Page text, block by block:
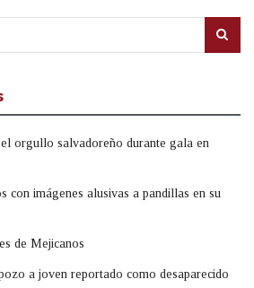
orgullo salvadoreño durante gala en
con imágenes alusivas a pandillas en su
de Mejicanos
a joven reportado como desaparecido